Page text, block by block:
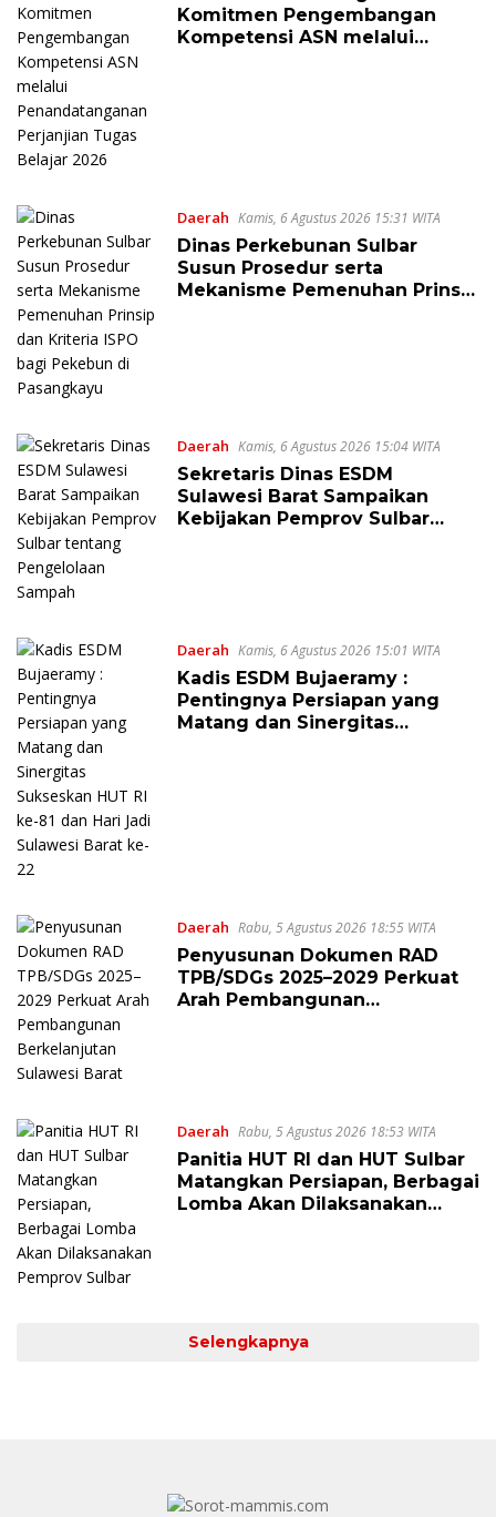
Komitmen Pengembangan
Kompetensi ASN melalui
Daerah Kamis, 6 Agustus 2026 15:31 WITA
Dinas Perkebunan Sulbar
Susun Prosedur serta
Mekanisme Pemenuhan Prinsip
Daerah Kamis, 6 Agustus 2026 15:04 WITA
Sekretaris Dinas ESDM
Sulawesi Barat Sampaikan
Kebijakan Pemprov Sulbar
Daerah Kamis, 6 Agustus 2026 15:01 WITA
Kadis ESDM Bujaeramy :
Pentingnya Persiapan yang
Matang dan Sinergitas
Daerah Rabu, 5 Agustus 2026 18:55 WITA
Penyusunan Dokumen RAD
TPB/SDGs 2025–2029 Perkuat
Arah Pembangunan
Daerah Rabu, 5 Agustus 2026 18:53 WITA
Panitia HUT RI dan HUT Sulbar
Matangkan Persiapan, Berbagai
Lomba Akan Dilaksanakan
Selengkapnya